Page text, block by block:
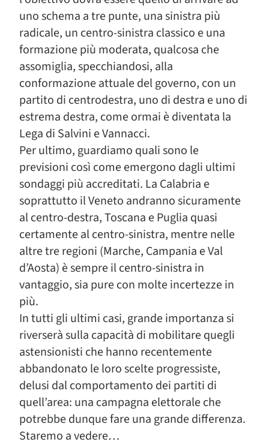
uno schema a tre punte, una sinistra più
radicale, un centro-sinistra classico e una
formazione più moderata, qualcosa che
assomiglia, specchiandosi, alla
conformazione attuale del governo, con un
partito di centrodestra, uno di destra e uno di
estrema destra, come ormai è diventata la
Lega di Salvini e Vannacci.
Per ultimo, guardiamo quali sono le
previsioni così come emergono dagli ultimi
sondaggi più accreditati. La Calabria e
soprattutto il Veneto andranno sicuramente
al centro-destra, Toscana e Puglia quasi
certamente al centro-sinistra, mentre nelle
altre tre regioni (Marche, Campania e Val
d’Aosta) è sempre il centro-sinistra in
vantaggio, sia pure con molte incertezze in
più.
In tutti gli ultimi casi, grande importanza si
riverserà sulla capacità di mobilitare quegli
astensionisti che hanno recentemente
abbandonato le loro scelte progressiste,
delusi dal comportamento dei partiti di
quell’area: una campagna elettorale che
potrebbe dunque fare una grande differenza.
Staremo a vedere…